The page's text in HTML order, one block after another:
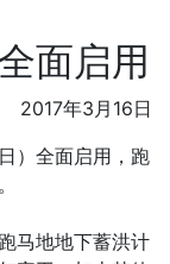
面启用
2017年3月16日
）全面启用，跑
马地地下蓄洪计